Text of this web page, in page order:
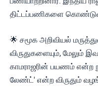
திட்டப்பணிகளை
🌟 சமூக அறிவியல்
விருதுகளையும், மேலும்
காமராஜரின் பயணம் என்ற
லேண்ட்' என்ற விருதும்